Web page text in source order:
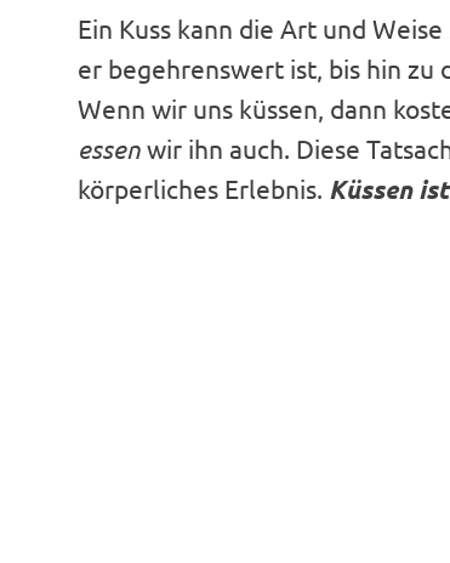
Ein Kuss kann die Art und
er begehrenswert ist, bis hin zu
Wenn wir uns küssen, dann
essenwir ihn auch. Diese
körperliches Erlebnis. Küssen